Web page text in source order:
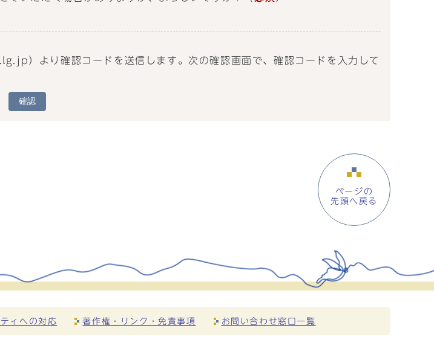
）より確認コードを送信します。次の確認画面で、確認コードを入力して
確認
ページの
先頭へ戻る
ィへの対応 著作権・リンク・免責事項 お問い合わせ窓口一覧